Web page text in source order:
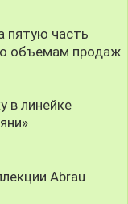
пятую часть
объемам продаж
в линейке
Abrau